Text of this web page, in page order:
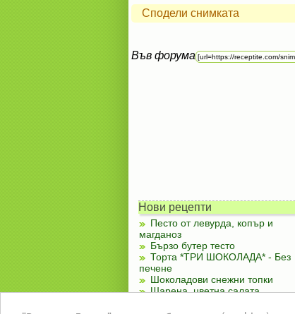
Сподели снимката
Във форума
Нови рецепти
Песто от левурда, копър и
магданоз
Бързо бутер тесто
Торта *ТРИ ШОКОЛАДА* - Без
печене
Шоколадови снежни топки
Шарена, цветна салата